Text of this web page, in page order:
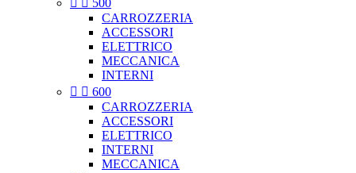
  500
CARROZZERIA
ACCESSORI
ELETTRICO
MECCANICA
INTERNI
  600
CARROZZERIA
ACCESSORI
ELETTRICO
INTERNI
MECCANICA